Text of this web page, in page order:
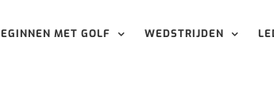
MET GOLF WEDSTRIJDEN